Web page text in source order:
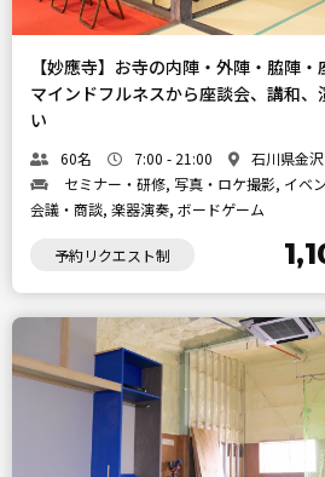
【妙應寺】お寺の内陣・外陣・脇陣・
マインドフルネスから座談会、講和
い
60名 7:00 - 21:00
石川県金
セミナー・研修, 写真・ロケ撮影, イベ
会議・商談, 楽器演奏, ボードゲーム
予約リクエスト制